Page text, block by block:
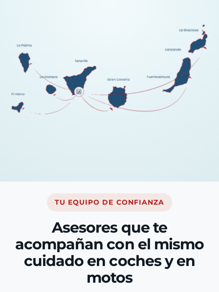
TU EQUIPO DE CONFIANZA
Asesores que te
acompañan con el mismo
cuidado en coches y en
motos